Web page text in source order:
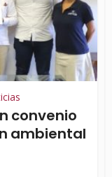
convenio
ambiental